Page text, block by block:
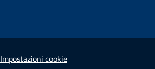
Impostazioni cookie